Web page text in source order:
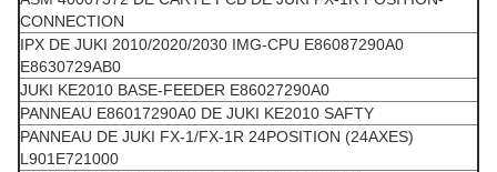
CONNECTION
IPX DE JUKI 2010/2020/2030 IMG-CPU E86087290A0
E8630729AB0
JUKI KE2010 BASE-FEEDER E86027290A0
PANNEAU E86017290A0 DE JUKI KE2010 SAFTY
PANNEAU DE JUKI FX-1/FX-1R 24POSITION (24AXES)
L901E721000